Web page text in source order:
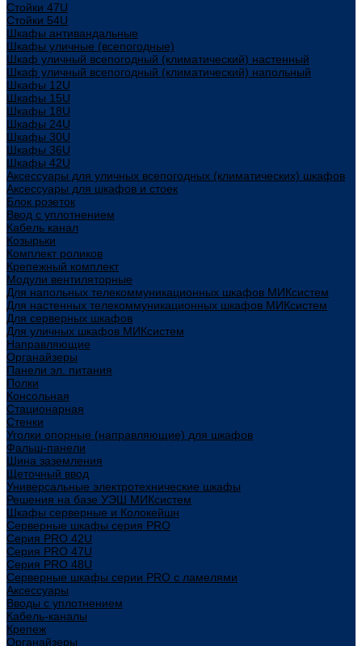
Стойки 47U
Стойки 54U
Шкафы антивандальные
Шкафы уличные (всепогодные)
Шкаф уличный всепогодный (климатический) настенный
Шкаф уличный всепогодный (климатический) напольный
Шкафы 12U
Шкафы 15U
Шкафы 18U
Шкафы 24U
Шкафы 30U
Шкафы 36U
Шкафы 42U
Аксессуары для уличных всепогодных (климатических) шкафов
Аксессуары для шкафов и стоек
Блок розеток
Ввод с уплотнением
Кабель канал
Козырьки
Комплект роликов
Крепежный комплект
Модули вентиляторные
Для напольных телекоммуникационных шкафов МИКсистем
Для настенных телекоммуникационных шкафов МИКсистем
Для серверных шкафов
Для уличных шкафов МИКсистем
Направляющие
Органайзеры
Панели эл. питания
Полки
Консольная
Стационарная
Стенки
Уголки опорные (направляющие) для шкафов
Фальш-панели
Шина заземления
Щеточный ввод
Универсальные электротехнические шкафы
Решения на базе УЭШ МИКсистем
Шкафы серверные и Колокейшн
Серверные шкафы серия PRO
Серия PRO 42U
Серия PRO 47U
Серия PRO 48U
Серверные шкафы серии PRO с ламелями
Аксессуары
Вводы с уплотнением
Кабель-каналы
Крепеж
Органайзеры